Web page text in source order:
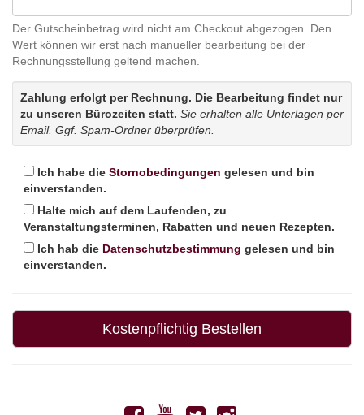
Der Gutscheinbetrag wird nicht am Checkout abgezogen. Den
Wert können wir erst nach manueller bearbeitung bei der
Rechnungsstellung geltend machen.
Zahlung erfolgt per Rechnung. Die Bearbeitung findet nur
zu unseren Bürozeiten statt. Sie erhalten alle Unterlagen per
Email. Ggf. Spam-Ordner überprüfen.
Ich habe die Stornobedingungen gelesen und bin
einverstanden.
Halte mich auf dem Laufenden, zu
Veranstaltungsterminen, Rabatten und neuen Rezepten.
Ich hab die Datenschutzbestimmung gelesen und bin
einverstanden.